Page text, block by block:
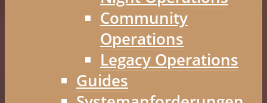
Community
Operations
Legacy Operations
Guides